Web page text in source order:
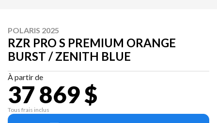
POLARIS 2025
RZR PRO S PREMIUM ORANGE
BURST / ZENITH BLUE
À partir de
37 869 $
Tous frais inclus